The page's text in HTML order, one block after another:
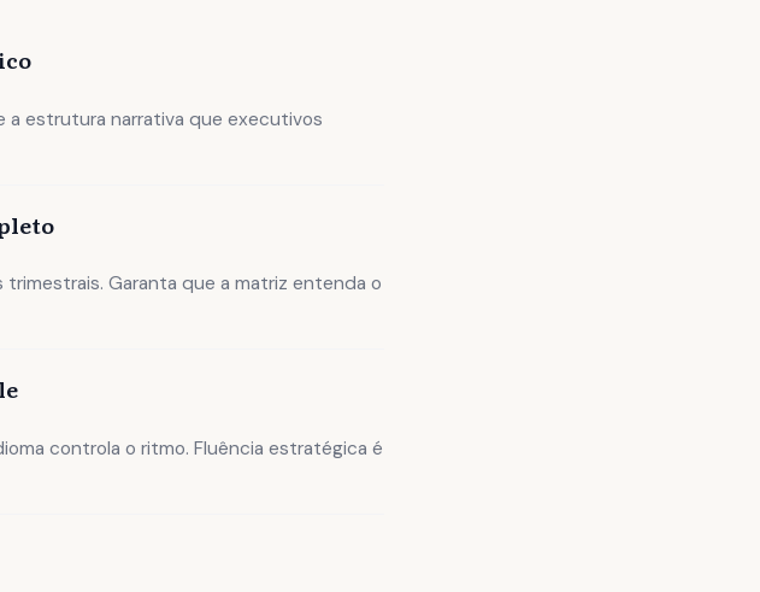
a estrutura narrativa que executivos
Garanta que a matriz entenda o
controla o ritmo. Fluência estratégica é